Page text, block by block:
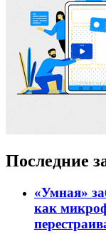
Последние
«Умная»
как